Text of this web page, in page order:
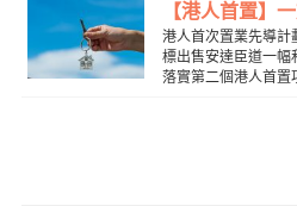
【港人首置】
港人首次置業先導計
標出售安達臣道一幅
落實第二個港人首置